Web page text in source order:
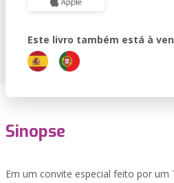
Este livro também está à
Sinopse
Em um convite especial feito por um